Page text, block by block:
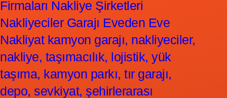
Firmaları Nakliye Şirketleri
Nakliyeciler Garajı Eveden Eve
Nakliyat kamyon garajı, nakliyeciler,
nakliye, taşımacılık, lojistik, yük
taşıma, kamyon parkı, tır garajı,
depo, sevkiyat, şehirlerarası